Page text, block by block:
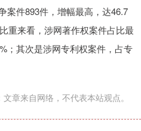
案件893件，增幅最高，达46.7
重来看，涉网著作权案件占比最
；其次是涉网专利权案件，占专
章来自网络，不代表本站观点。